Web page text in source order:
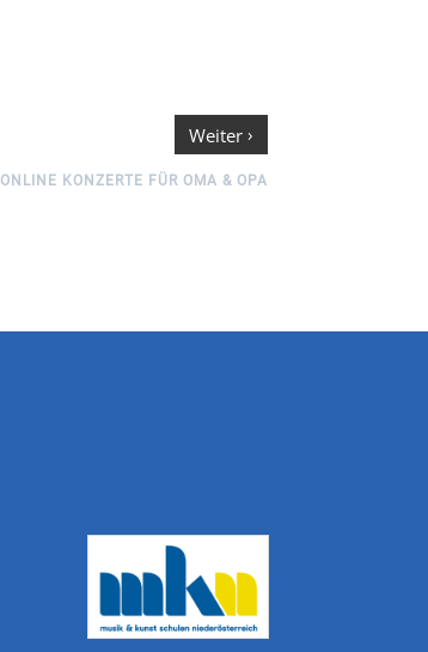
Weiter ›
ONLINE KONZERTE FÜR OMA & OPA